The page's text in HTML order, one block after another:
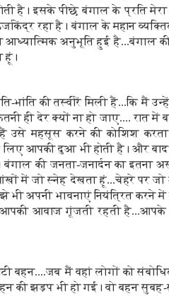
है। इसके पीछे बंगाल के प्रति मेरा
रहा है। बंगाल के महान
आध्यात्मिक अनुभूति हुई है...बंगाल
हूं।
की तस्वीरें मिली हैं...कि मैं
ही देर क्यों ना हो जाए.... रात
हैं उसे महसूस करने की कोशिश
लिए आपकी दुआ भी होती है। और
की जनता-जनार्दन का इतना
में जो स्नेह देखता हूं...चेहरे पर जो
भी अपनी भावनाएं नियंत्रित करने
आवाज गूंजती रहती
बहन....जब मैं वहां लोगों को
की झड़प भी हो गई। वो बहन